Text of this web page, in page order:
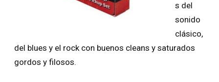
s del
sonido
clásico,
del blues y el rock con buenos cleans y saturados
gordos y filosos.